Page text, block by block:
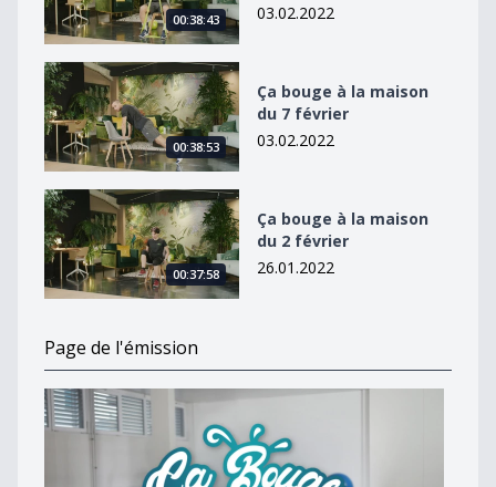
00:38:43
03.02.2022
Ça bouge à la maison du 7 février
00:38:53
Ça bouge à la maison
du 7 février
03.02.2022
Ça bouge à la maison du 2 février
00:37:58
Ça bouge à la maison
du 2 février
26.01.2022
Page de l'émission